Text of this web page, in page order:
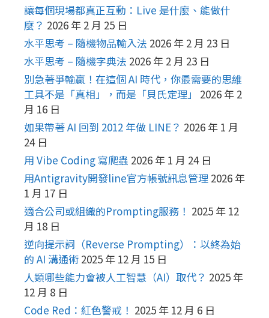
讓每個現場都真正互動：Live 是什麼、能做什
麼？ 2026 年 2 月 25 日
水平思考 – 隨機物品輸入法 2026 年 2 月 23 日
水平思考 – 隨機字典法 2026 年 2 月 23 日
別急著爭輸贏！在這個 AI 時代，你最需要的思維
工具不是「真相」，而是「貝氏定理」
2026 年 2
月 16 日
如果帶著 AI 回到 2012 年做 LINE？ 2026 年 1 月
24 日
用 Vibe Coding 寫爬蟲 2026 年 1 月 24 日
用Antigravity開發line官方帳號訊息管理 2026 年
1 月 17 日
適合公司或組織的Prompting服務！ 2025 年 12
月 18 日
逆向提示詞（Reverse Prompting）：以終為始
的 AI 溝通術 2025 年 12 月 15 日
人類哪些能力會被人工智慧（AI）取代？ 2025 年
12 月 8 日
Code Red：紅色警戒！ 2025 年 12 月 6 日